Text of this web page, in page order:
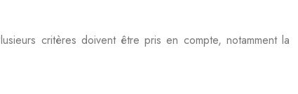
critères doivent être pris en compte, notamment la